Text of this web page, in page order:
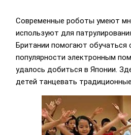
Современные роботы умеют
используют для
Британии помогают обучаться
популярности электронным
удалось добиться в Японии.
детей танцевать